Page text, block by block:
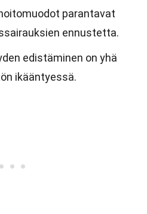
parantavat
ennustetta.
edistäminen on yhä
ikääntyessä.